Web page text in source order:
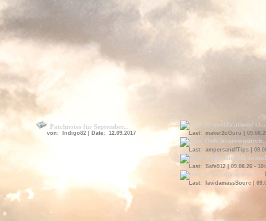
Patchnotes für September...
von: Indigo82 | Date: 12.09.2017
In modifications: cl...
Last: maker2uGuru |
Only
Last: ampersandfTips |
While durable
Last: Safe912 | 09.08.26 -
If intrapleural sati...
Last: lavidamassSourc |